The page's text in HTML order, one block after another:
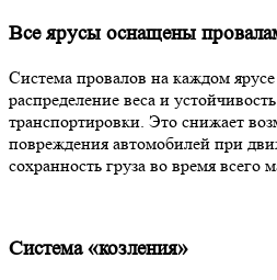
Все ярусы оснащены
Система провалов на каждом
распределение веса и
транспортировки. Это снижает
повреждения автомобилей при
сохранность груза во время всего
Система «козления»